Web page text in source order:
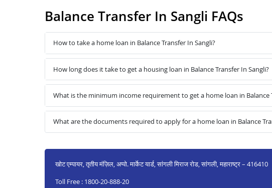
Balance Transfer In Sangli FAQs
How to take a home loan in Balance Transfer In Sangli?
How long does it take to get a housing loan in Balance Transfer In Sangli?
What is the minimum income requirement to get a home loan in Balance
What are the documents required to apply for a home loan in Balance
खोट एम्पायर, तृतीय मंज़िल, अप्पो. मार्केट यार्ड, सांगली मिराज रोड, सांगली, महाराष्ट्र – 416410
Toll Free : 1800-20-888-20